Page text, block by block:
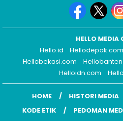
HELLO MEDIA
Hello.id
Hellodepok.com
Hellobekasi.com
Helloidn.com
HOME HISTORI MEDIA
KODE ETIK
PEDOMAN